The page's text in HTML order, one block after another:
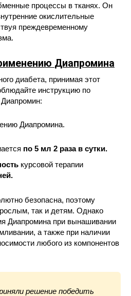
процессы в тканях. Он
окислительные
преждевременному
Диапромина
диабета, принимая этот
инструкцию по
по 5 мл 2 раза в сутки.
курсовой терапии
безопасна, поэтому
так и детям. Однако
Диапромина при вынашивании
а также при наличии
любого из компонентов
решение победить